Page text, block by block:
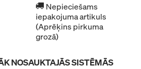
Nepieciešams
iepakojuma artikuls
(Aprēķins pirkuma
grozā)
NOSAUKTAJĀS SISTĒMĀS